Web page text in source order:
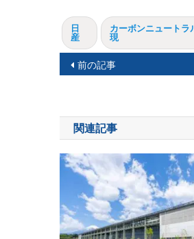
日
産
カーボンニュートラ
現
投
ナ
ビ
ゲ
ー
シ
前の記事
関連記事